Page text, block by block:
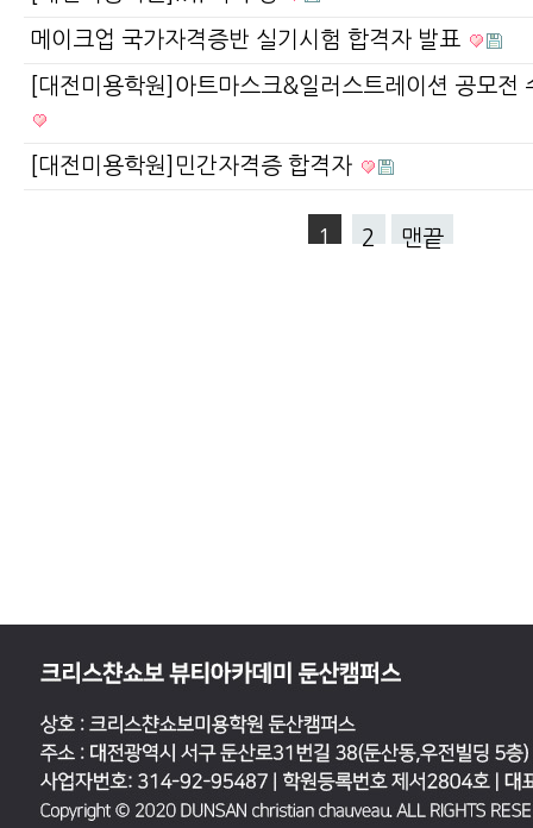
메이크업 국가자격증반 실기시험 합격자 발표
[대전미용학원]아트마스크&일러스트레이션 공모전
[대전미용학원]민간자격증 합격자
1 2 맨끝